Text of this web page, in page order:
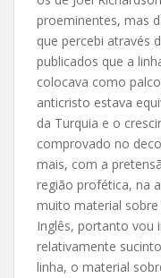
proeminentes, mas
que percebi através
publicados que a
colocava como
anticristo estava
da Turquia e o
comprovado no
mais, com a
região profética, na
muito material
Inglês, portanto vou
relativamente
linha, o material